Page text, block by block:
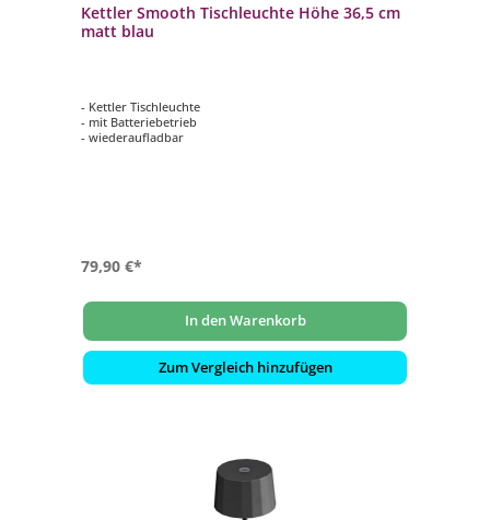
Kettler Smooth Tischleuchte Höhe 36,5 cm
matt blau
- Kettler Tischleuchte
- mit Batteriebetrieb
- wiederaufladbar
79,90 €*
In den Warenkorb
Zum Vergleich hinzufügen